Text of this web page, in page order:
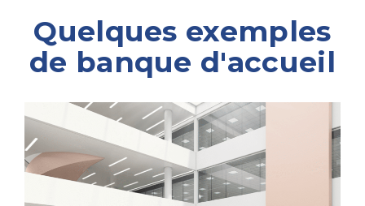
Quelques exemples
de banque d'accueil